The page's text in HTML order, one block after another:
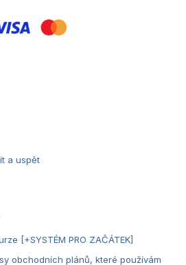
a uspět
[+SYSTÉM PRO ZAČÁTEK]
obchodních plánů, které používám